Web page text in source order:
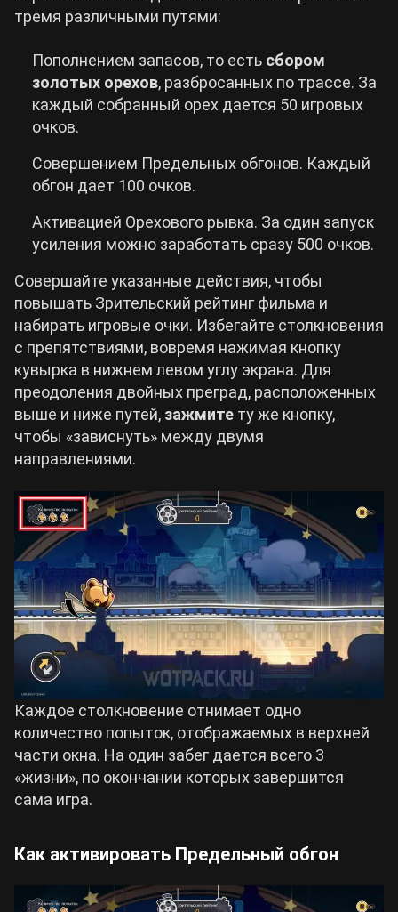
тремя различными путями:
Пополнением запасов, то есть сбором
золотых орехов, разбросанных по трассе. За
каждый собранный орех дается 50 игровых
очков.
Совершением Предельных обгонов. Каждый
обгон дает 100 очков.
Активацией Орехового рывка. За один запуск
усиления можно заработать сразу 500 очков.
Совершайте указанные действия, чтобы
повышать Зрительский рейтинг фильма и
набирать игровые очки. Избегайте столкновения
с препятствиями, вовремя нажимая кнопку
кувырка в нижнем левом углу экрана. Для
преодоления двойных преград, расположенных
выше и ниже путей, зажмите ту же кнопку,
чтобы «зависнуть» между двумя
направлениями.
Каждое столкновение отнимает одно
количество попыток, отображаемых в верхней
части окна. На один забег дается всего 3
«жизни», по окончании которых завершится
сама игра.
Как активировать Предельный обгон